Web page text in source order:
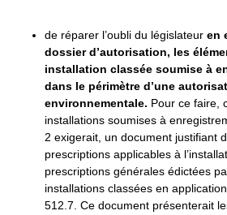
de réparer l’oubli du législateur en
dossier d’autorisation, les
installation classée soumise à
dans le périmètre d’une
environnementale. Pour ce faire,
installations soumises à
2 exigerait, un document justifiant
prescriptions applicables à
prescriptions générales édictées
installations classées en
512.7. Ce document présenterait